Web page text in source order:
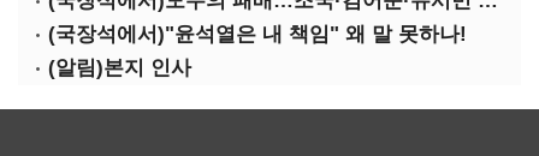
(국장석에서)"윤석열은 내 책임" 왜 말 못하나!
(알림)본지 인사